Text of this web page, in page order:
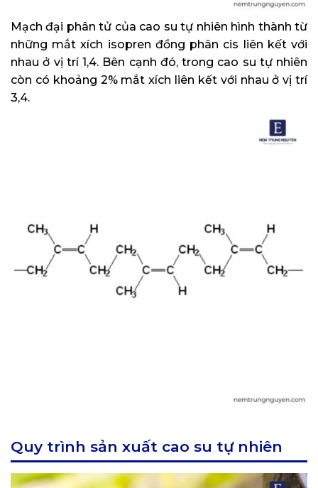
Mạch đại phân tử của cao su tự nhiên hình thành từ
những mắt xích isopren đồng phân cis liên kết với
nhau ở vị trí 1,4. Bên cạnh đó, trong cao su tự nhiên
còn có khoảng 2% mắt xích liên kết với nhau ở vị trí
3,4.
Quy trình sản xuất cao su tự nhiên